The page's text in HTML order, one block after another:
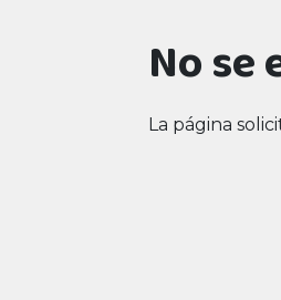
No
La página